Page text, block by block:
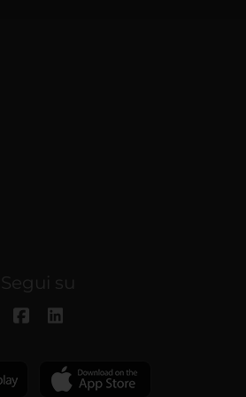
Segui su